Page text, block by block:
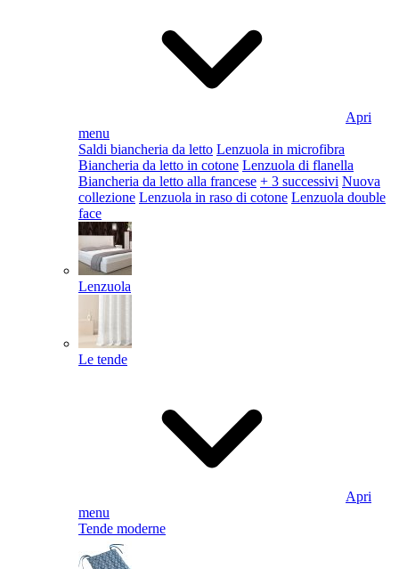
Apri
menu
Saldi biancheria da letto Lenzuola in microfibra
Biancheria da letto in cotone Lenzuola di flanella
Biancheria da letto alla francese + 3 successivi Nuova
collezione Lenzuola in raso di cotone Lenzuola double
face
Lenzuola
Le tende
Apri
menu
Tende moderne